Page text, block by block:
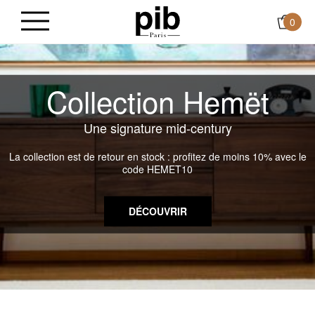
0
Collection Hemët
Une signature mid-century
La collection est de retour en stock : profitez de moins 10% avec le
code HEMET10
DÉCOUVRIR